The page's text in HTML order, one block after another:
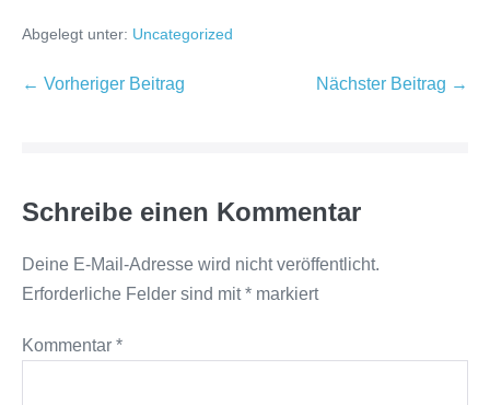
Abgelegt unter: Uncategorized
Beitragsnavigation
← Vorheriger Beitrag Nächster Beitrag →
Schreibe einen Kommentar
Deine E-Mail-Adresse wird nicht veröffentlicht.
Erforderliche Felder sind mit* markiert
Kommentar *